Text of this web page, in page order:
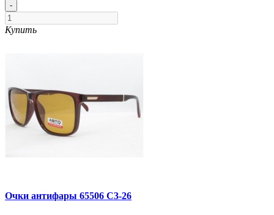
-
Купить
Очки антифары 65506 C3-26